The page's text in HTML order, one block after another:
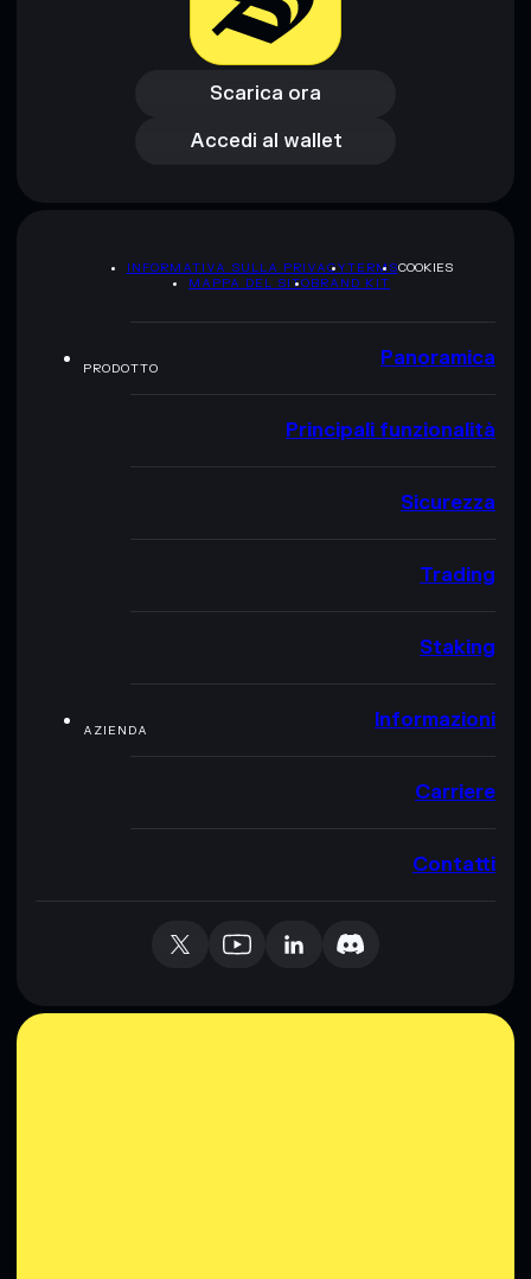
Scarica ora
Scarica ora
Accedi al wallet
Accedi al wallet
INFORMATIVA SULLA PRIVACYTERMSCOOKIES
MAPPA DEL SITOBRAND KIT
PRODOTTO Panoramica
Principali funzionalità
Sicurezza
Trading
Staking
AZIENDA Informazioni
Carriere
Contatti